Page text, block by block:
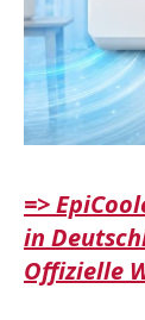
=>
in
Offizielle